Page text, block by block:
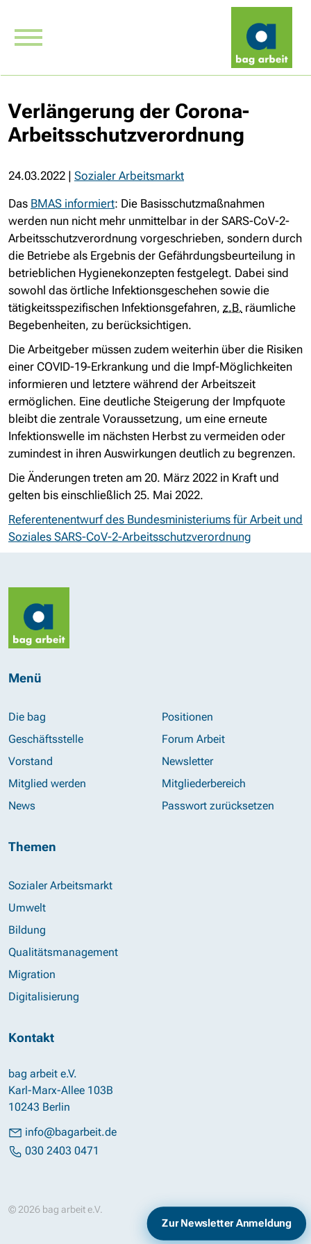
Verlängerung der Corona-
Arbeitsschutzverordnung
24.03.2022 | Sozialer Arbeitsmarkt
Das BMAS informiert: Die Basisschutzmaßnahmen
werden nun nicht mehr unmittelbar in der SARS-CoV-2-
Arbeitsschutzverordnung vorgeschrieben, sondern durch
die Betriebe als Ergebnis der Gefährdungsbeurteilung in
betrieblichen Hygienekonzepten festgelegt. Dabei sind
sowohl das örtliche Infektionsgeschehen sowie die
tätigkeitsspezifischen Infektionsgefahren, z.B. räumliche
Begebenheiten, zu berücksichtigen.
Die Arbeitgeber müssen zudem weiterhin über die Risiken
einer COVID-19-Erkrankung und die Impf-Möglichkeiten
informieren und letztere während der Arbeitszeit
ermöglichen. Eine deutliche Steigerung der Impfquote
bleibt die zentrale Voraussetzung, um eine erneute
Infektionswelle im nächsten Herbst zu vermeiden oder
zumindest in ihren Auswirkungen deutlich zu begrenzen.
Die Änderungen treten am 20. März 2022 in Kraft und
gelten bis einschließlich 25. Mai 2022.
Referentenentwurf des Bundesministeriums für Arbeit und
Soziales SARS-CoV-2-Arbeitsschutzverordnung
Menü
Die bag
Geschäftsstelle
Vorstand
Mitglied werden
News
Positionen
Forum Arbeit
Newsletter
Mitgliederbereich
Passwort zurücksetzen
Themen
Sozialer Arbeitsmarkt
Umwelt
Bildung
Qualitätsmanagement
Migration
Digitalisierung
Kontakt
bag arbeit e.V.
Karl-Marx-Allee 103B
10243 Berlin
info@bagarbeit.de
030 2403 0471
© 2026 bag arbeit e.V. Datenschutz
Zur Newsletter Anmeldung